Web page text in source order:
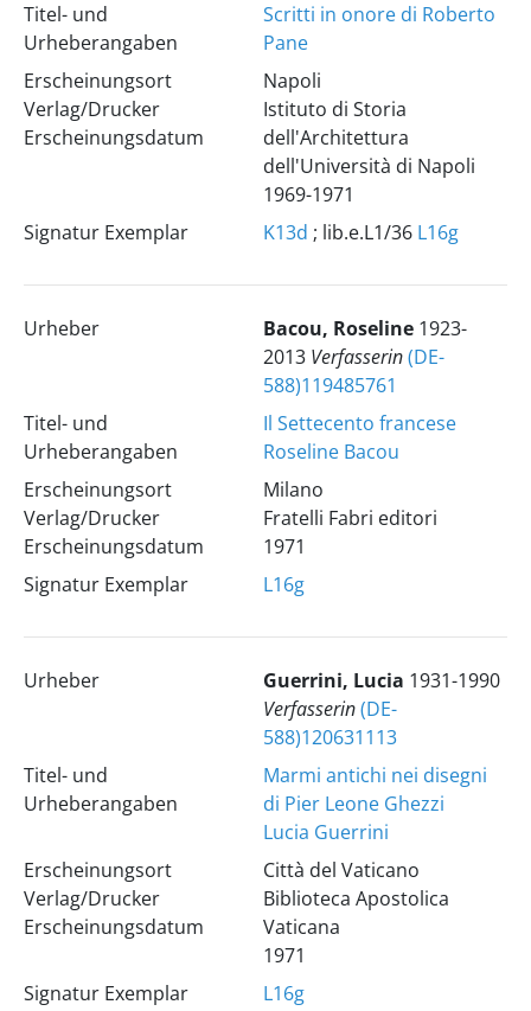
Titel- und
Urheberangaben
Scritti in onore di Roberto
Pane
Erscheinungsort
Verlag/Drucker
Erscheinungsdatum
Napoli
Istituto di Storia
dell'Architettura
dell'Università di Napoli
1969-1971
Signatur Exemplar
K13d ; lib.e.L1/36 L16g
Urheber Bacou, Roseline 1923-
2013 Verfasserin(DE-
588)119485761
Titel- und
Urheberangaben
Il Settecento francese
Roseline Bacou
Erscheinungsort
Verlag/Drucker
Erscheinungsdatum
Milano
Fratelli Fabri editori
1971
Signatur Exemplar
L16g
Urheber Guerrini, Lucia 1931-1990
Verfasserin(DE-
588)120631113
Titel- und
Urheberangaben
Marmi antichi nei disegni
di Pier Leone Ghezzi
Lucia Guerrini
Erscheinungsort
Verlag/Drucker
Erscheinungsdatum
Città del Vaticano
Biblioteca Apostolica
Vaticana
1971
Signatur Exemplar
L16g